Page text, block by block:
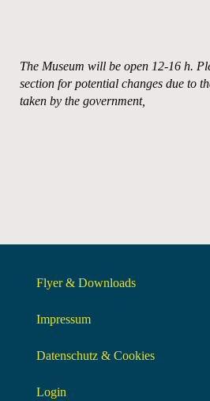
The Museum will be open 12-16 h.
section for potential changes due to
taken by the government,
Flyer & Downloads
Impressum
Datenschutz & Cookies
Login